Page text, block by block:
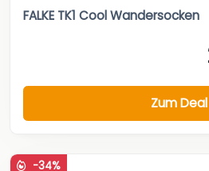
FALKE TK1 Cool Wandersocken
Zum Deal
-34%